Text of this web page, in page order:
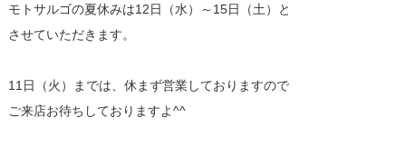
モトサルゴの夏休みは12日（水）～15日（土）と
させていただきます。
11日（火）までは、休まず営業しておりますので
ご来店お待ちしておりますよ^^